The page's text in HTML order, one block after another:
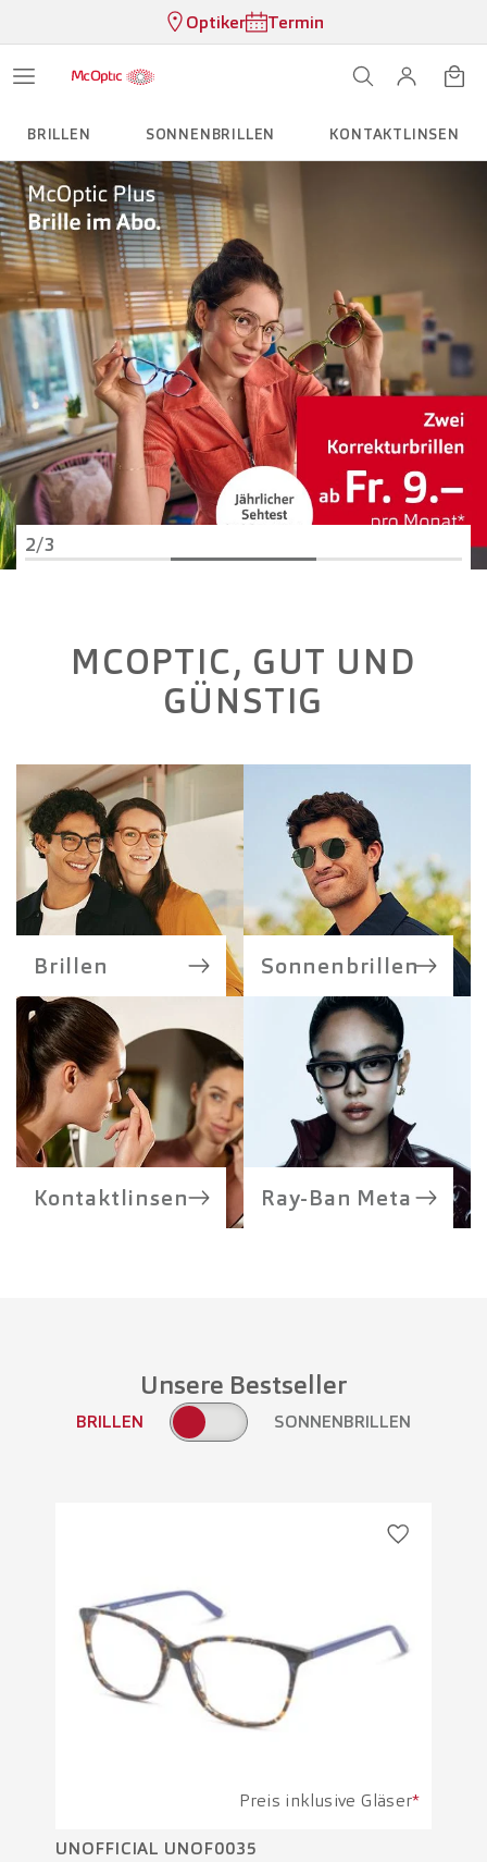
Optiker Termin
BRILLEN SONNENBRILLEN KONTAKTLINSEN
2/3
MCOPTIC, GUT UND
GÜNSTIG
Brillen Sonnenbrillen
Kontaktlinsen Ray-Ban Meta
Unsere Bestseller
BRILLEN SONNENBRILLEN
Preis inklusive Gläser*
UNOFFICIAL UNOF0035